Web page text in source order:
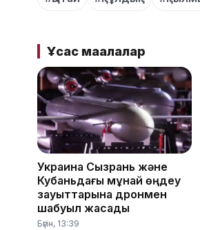
Ұқсас мақалалар
Украина Сызрань және
Кубаньдағы мұнай өңдеу
зауыттарына дронмен
шабуыл жасады
Бүгін, 13:39